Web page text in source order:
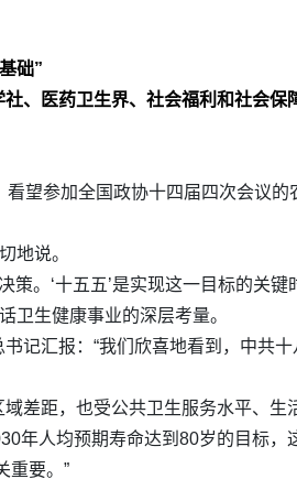
础”
、医药卫生界、社会福利和社会保
望参加全国政协十四届四次会议
地说。
。‘十五五’是实现这一目标的关
卫生健康事业的深层考量。
记汇报：“我们欣喜地看到，中共
差距，也受公共卫生服务水平、生
年人均预期寿命达到80岁的目标
重要。”